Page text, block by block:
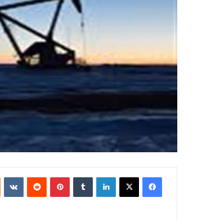
فيسبوك‫X لينكدإن بينتيريست